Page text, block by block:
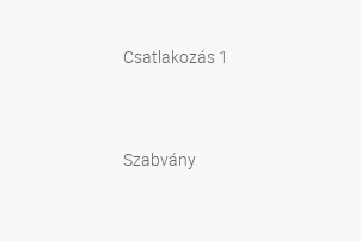
Csatlakozás 1
Szabvány